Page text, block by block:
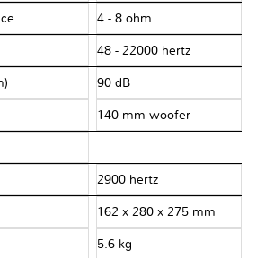
4 - 8 ohm
48 - 22000 hertz
90 dB
140 mm woofer
2900 hertz
162 x 280 x 275 mm
5.6 kg